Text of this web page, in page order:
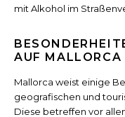
mit Alkohol im
UF MALLORCA
Mallorca weist einige
geografischen und
Diese betreffen vor